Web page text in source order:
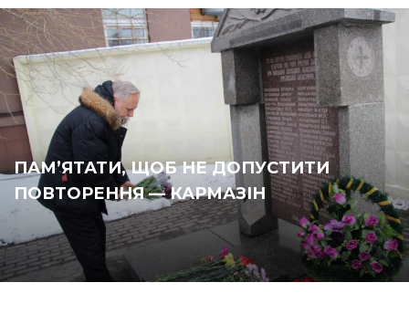
ПАМ’ЯТАТИ, ЩОБ НЕ ДОПУСТИТИ
ПОВТОРЕННЯ — КАРМАЗІН